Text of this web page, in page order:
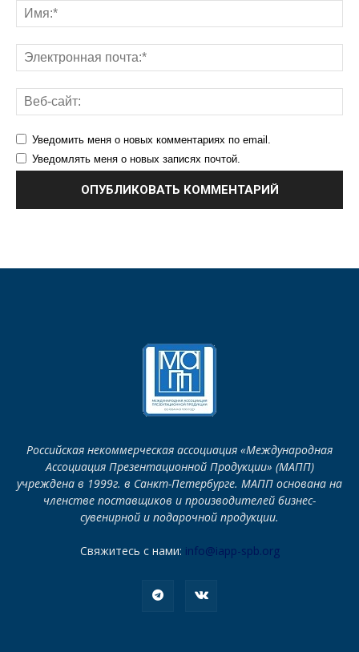
Уведомить меня о новых комментариях по email.
Уведомлять меня о новых записях почтой.
Российская некоммерческая ассоциация «Международная
Ассоциация Презентационной Продукции» (МАПП)
учреждена в 1999г. в Санкт-Петербурге. МАПП основана на
членстве поставщиков и производителей бизнес-
сувенирной и подарочной продукции.
Свяжитесь с нами: info@iapp-spb.org